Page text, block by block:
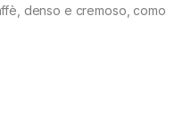
denso e cremoso, como